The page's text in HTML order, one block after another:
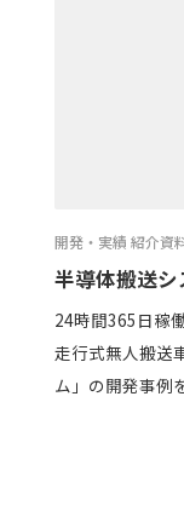
開発・実績 紹介資
半導体搬送
24時間365日稼
走行式無人搬送
ム」の開発事例